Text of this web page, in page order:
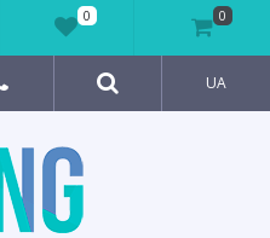
UA
0 0